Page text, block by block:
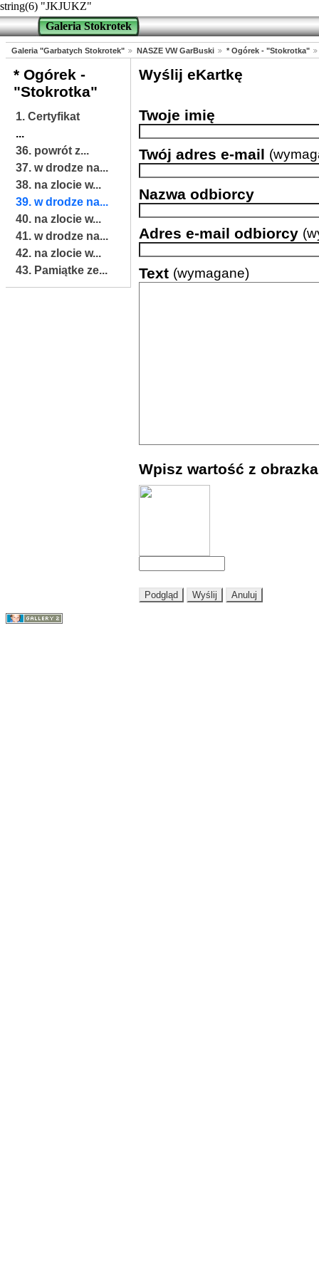
string(6) "JKJUKZ"
Galeria Stokrotek
Galeria "Garbatych Stokrotek" NASZE VW GarBuski * Ogórek - "Stokrotka"
* Ogórek -
"Stokrotka"
1. Certyfikat
...
36. powrót z...
37. w drodze na...
38. na zlocie w...
39. w drodze na...
40. na zlocie w...
41. w drodze na...
42. na zlocie w...
43. Pamiątke ze...
Wyślij eKartkę
Twoje imię
Twój adres e-mail
Nazwa odbiorcy
Adres e-mail odbiorcy
Text (wymagane)
Wpisz wartość z